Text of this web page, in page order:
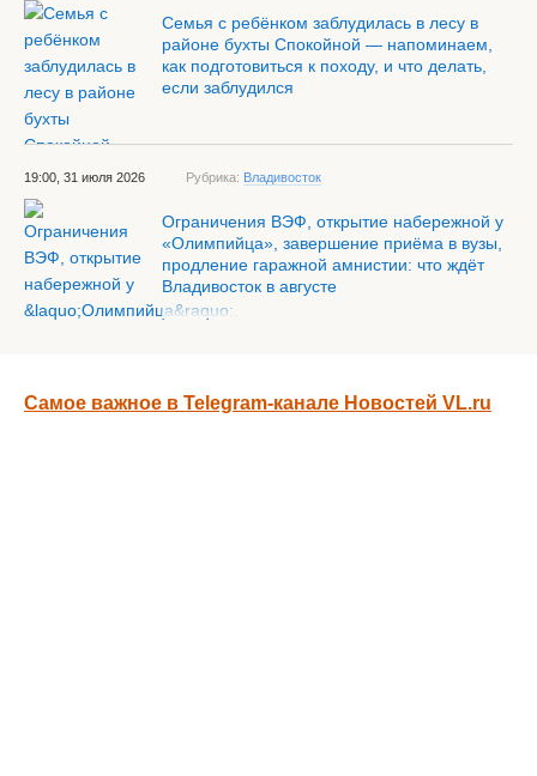
Семья с ребёнком заблудилась в лесу в
районе бухты Спокойной — напоминаем,
как подготовиться к походу, и что делать,
если заблудился
19:00, 31 июля 2026 Рубрика: Владивосток
Ограничения ВЭФ, открытие набережной у
«Олимпийца», завершение приёма в вузы,
продление гаражной амнистии: что ждёт
Владивосток в августе
Самое важное в Telegram-канале Новостей VL.ru